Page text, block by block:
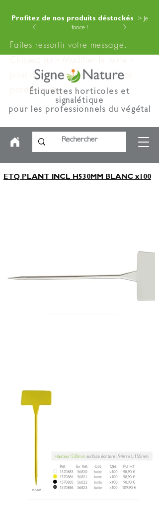
Profitez de nos produits déstockés
> Je
fonce !
Faites ressortir votre message.
Cliquez sur « Modifier le texte »
pour ajouter votre contenu à ce
paragraphe.
Étiquettes horticoles et
signalétique
pour les professionnels du végétal
ETQ PLANT INCL H530MM BLANC x100